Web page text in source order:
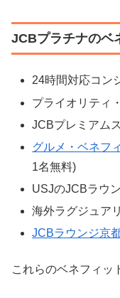
JCBプラチナのベ
24時間対応コン
プライオリティ
JCBプレミアム
グルメ・ベネフ
1名無料)
USJのJCBラウ
海外ラグジュア
JCBラウンジ京
これらのベネフィッ